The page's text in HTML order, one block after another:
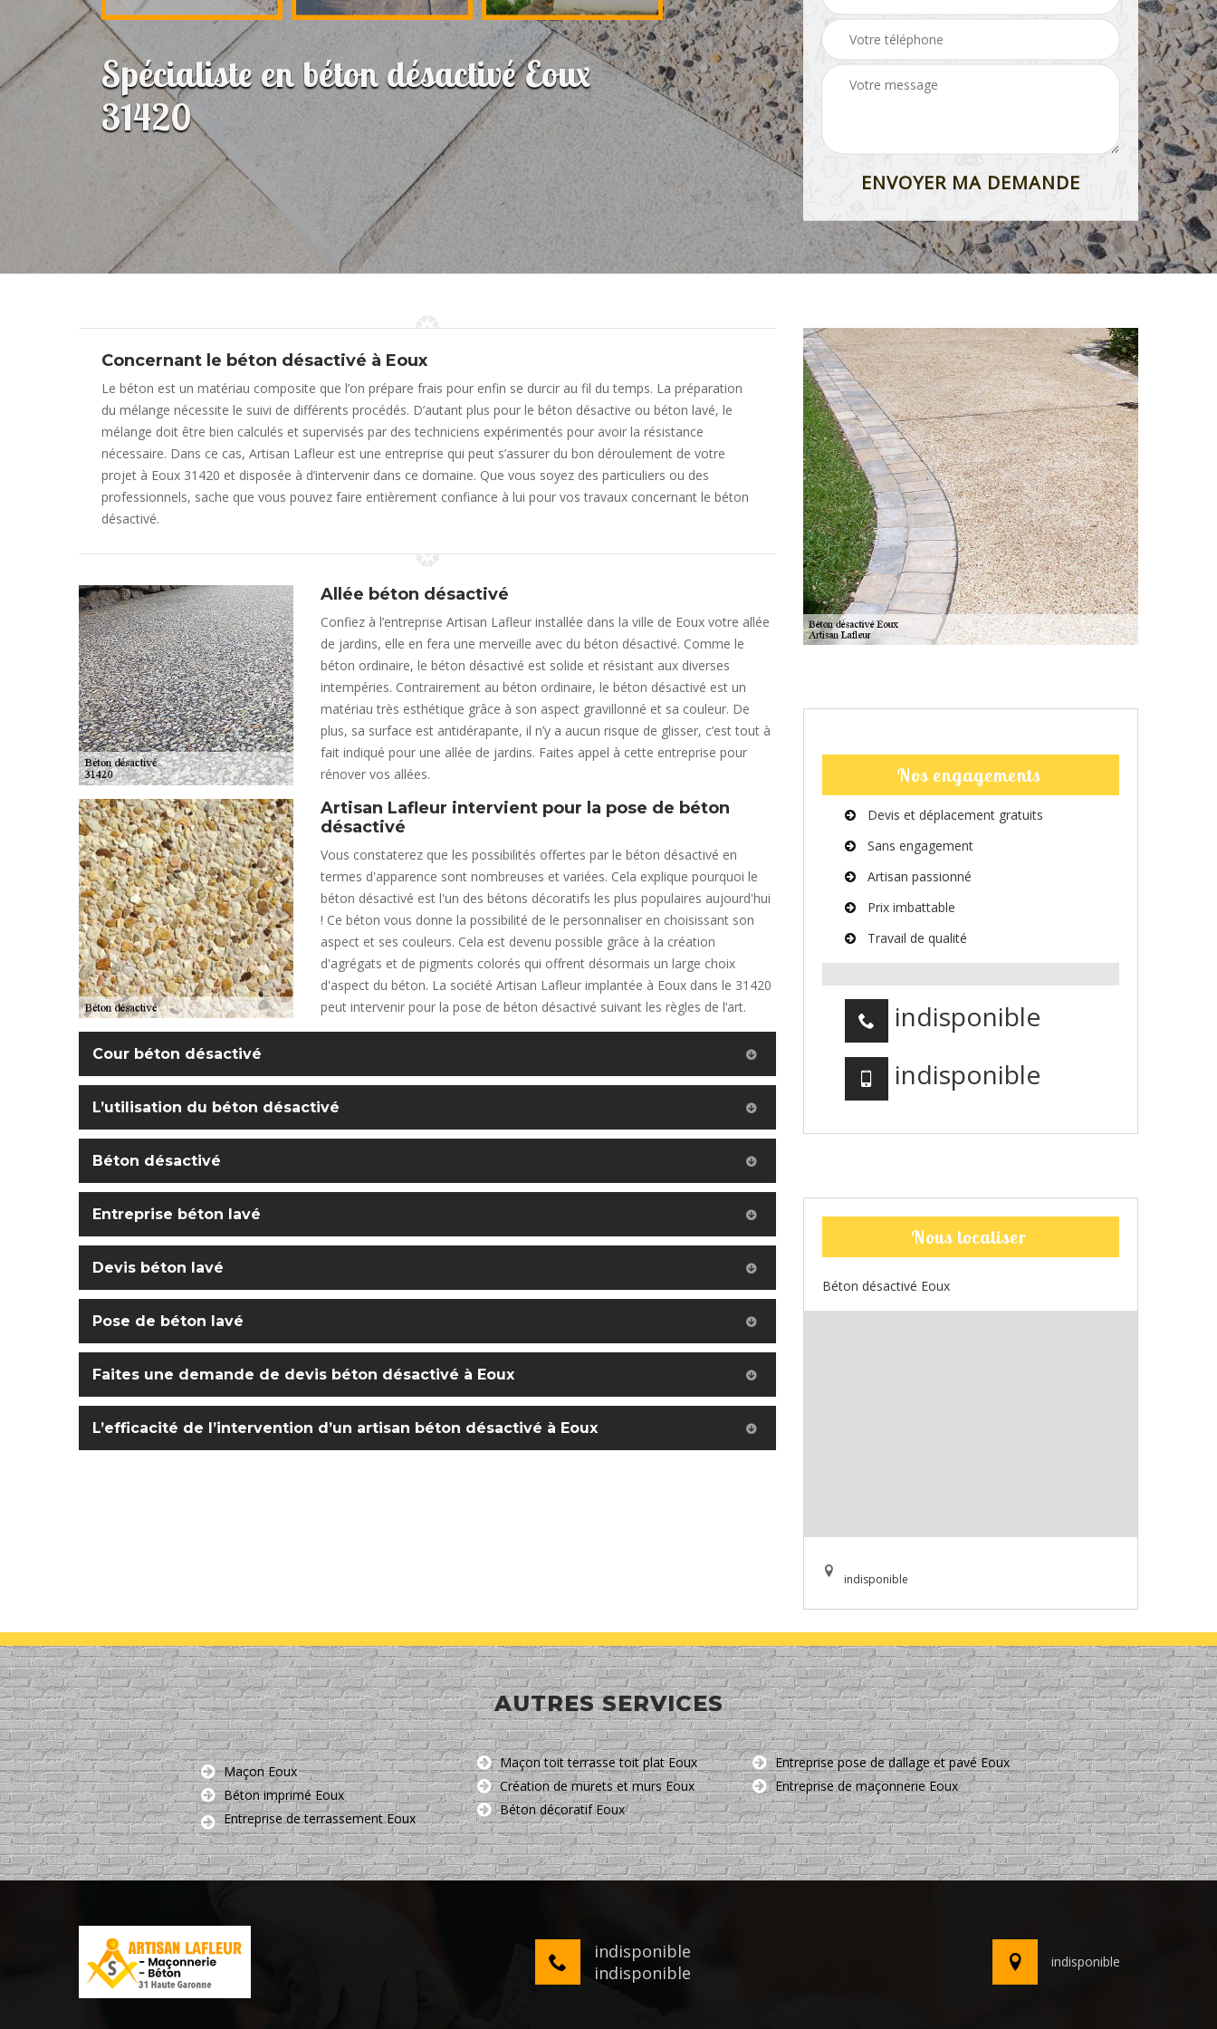
Spécialiste en béton désactivé Eoux
31420
Concernant le béton désactivé à Eoux
Le béton est un matériau composite que l’on prépare frais pour enfin se durcir au fil du temps. La préparation
du mélange nécessite le suivi de différents procédés. D’autant plus pour le béton désactive ou béton lavé, le
mélange doit être bien calculés et supervisés par des techniciens expérimentés pour avoir la résistance
nécessaire. Dans ce cas, Artisan Lafleur est une entreprise qui peut s’assurer du bon déroulement de votre
projet à Eoux 31420 et disposée à d’intervenir dans ce domaine. Que vous soyez des particuliers ou des
professionnels, sache que vous pouvez faire entièrement confiance à lui pour vos travaux concernant le béton
désactivé.
Allée béton désactivé
Confiez à l’entreprise Artisan Lafleur installée dans la ville de Eoux votre allée
de jardins, elle en fera une merveille avec du béton désactivé. Comme le
béton ordinaire, le béton désactivé est solide et résistant aux diverses
intempéries. Contrairement au béton ordinaire, le béton désactivé est un
matériau très esthétique grâce à son aspect gravillonné et sa couleur. De
plus, sa surface est antidérapante, il n’y a aucun risque de glisser, c’est tout à
fait indiqué pour une allée de jardins. Faites appel à cette entreprise pour
rénover vos allées.
Artisan Lafleur intervient pour la pose de béton
désactivé
Vous constaterez que les possibilités offertes par le béton désactivé en
termes d'apparence sont nombreuses et variées. Cela explique pourquoi le
béton désactivé est l'un des bétons décoratifs les plus populaires aujourd'hui
! Ce béton vous donne la possibilité de le personnaliser en choisissant son
aspect et ses couleurs. Cela est devenu possible grâce à la création
d'agrégats et de pigments colorés qui offrent désormais un large choix
d'aspect du béton. La société Artisan Lafleur implantée à Eoux dans le 31420
peut intervenir pour la pose de béton désactivé suivant les règles de l’art.
Cour béton désactivé
L’utilisation du béton désactivé
Béton désactivé
Entreprise béton lavé
Devis béton lavé
Pose de béton lavé
Faites une demande de devis béton désactivé à Eoux
L’efficacité de l’intervention d’un artisan béton désactivé à Eoux
Nos engagements
Devis et déplacement gratuits
Sans engagement
Artisan passionné
Prix imbattable
Travail de qualité
indisponible
indisponible
Nous localiser
Béton désactivé Eoux
indisponible
AUTRES SERVICES
Maçon Eoux
Béton imprimé Eoux
Entreprise de terrassement Eoux
Maçon toit terrasse toit plat Eoux
Création de murets et murs Eoux
Béton décoratif Eoux
Entreprise pose de dallage et pavé Eoux
Entreprise de maçonnerie Eoux
indisponible
indisponible
indisponible